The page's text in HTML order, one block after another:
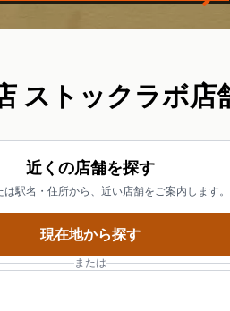
ストックラボ店
近くの店舗を探す
は駅名・住所から、近い店舗をご案内します。
現在地から探す
または